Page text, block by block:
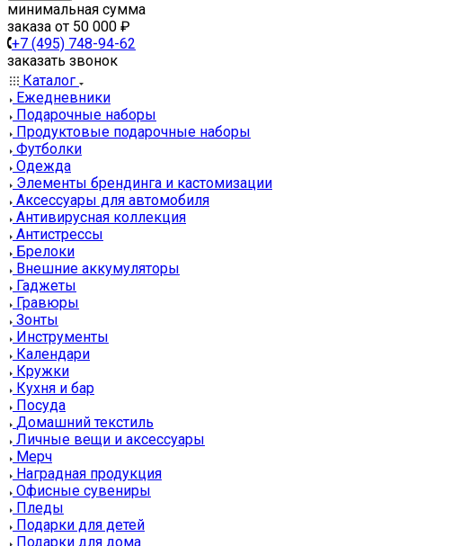
минимальная сумма
заказа от 50 000 ₽
+7 (495) 748-94-62
заказать звонок
Каталог
Ежедневники
Подарочные наборы
Продуктовые подарочные наборы
Футболки
Одежда
Элементы брендинга и кастомизации
Аксессуары для автомобиля
Антивирусная коллекция
Антистрессы
Брелоки
Внешние аккумуляторы
Гаджеты
Гравюры
Зонты
Инструменты
Календари
Кружки
Кухня и бар
Посуда
Домашний текстиль
Личные вещи и аксессуары
Мерч
Наградная продукция
Офисные сувениры
Пледы
Подарки для детей
Подарки для дома